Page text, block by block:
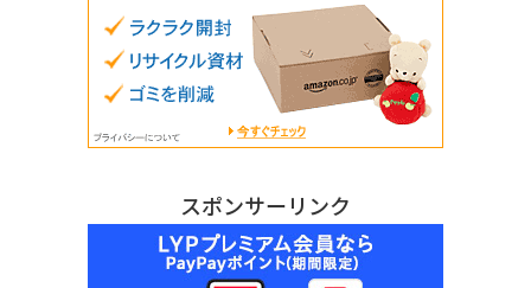
スポンサーリンク